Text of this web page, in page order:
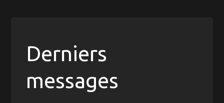
Derniers
messages